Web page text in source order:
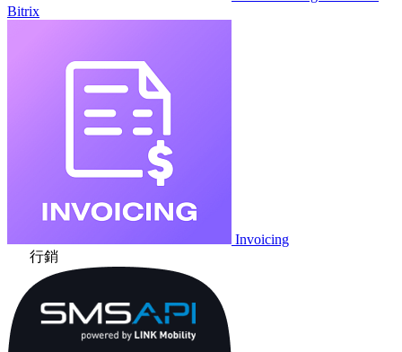
Bitrix
Invoicing
行銷